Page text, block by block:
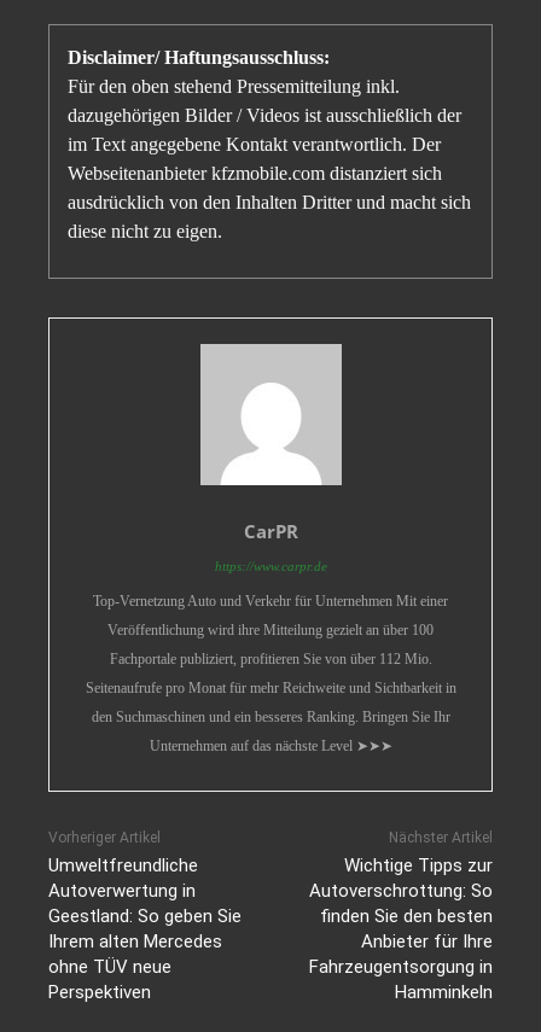
Disclaimer/ Haftungsausschluss:
Für den oben stehend Pressemitteilung inkl.
dazugehörigen Bilder / Videos ist ausschließlich der
im Text angegebene Kontakt verantwortlich. Der
Webseitenanbieter kfzmobile.com distanziert sich
ausdrücklich von den Inhalten Dritter und macht sich
diese nicht zu eigen.
CarPR
https://www.carpr.de
Top-Vernetzung Auto und Verkehr für Unternehmen Mit einer
Veröffentlichung wird ihre Mitteilung gezielt an über 100
Fachportale publiziert, profitieren Sie von über 112 Mio.
Seitenaufrufe pro Monat für mehr Reichweite und Sichtbarkeit in
den Suchmaschinen und ein besseres Ranking. Bringen Sie Ihr
Unternehmen auf das nächste Level ➤➤➤
Vorheriger Artikel
Umweltfreundliche
Autoverwertung in
Geestland: So geben Sie
Ihrem alten Mercedes
ohne TÜV neue
Perspektiven
Nächster Artikel
Wichtige Tipps zur
Autoverschrottung: So
finden Sie den besten
Anbieter für Ihre
Fahrzeugentsorgung in
Hamminkeln